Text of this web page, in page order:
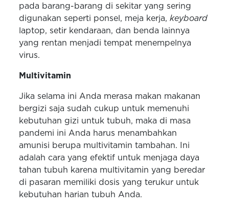
pada barang-barang di sekitar yang sering
digunakan seperti ponsel, meja kerja,keyboard
laptop, setir kendaraan, dan benda lainnya
yang rentan menjadi tempat menempelnya
virus.
Multivitamin
Jika selama ini Anda merasa makan makanan
bergizi saja sudah cukup untuk memenuhi
kebutuhan gizi untuk tubuh, maka di masa
pandemi ini Anda harus menambahkan
amunisi berupa multivitamin tambahan. Ini
adalah cara yang efektif untuk menjaga daya
tahan tubuh karena multivitamin yang beredar
di pasaran memiliki dosis yang terukur untuk
kebutuhan harian tubuh Anda.